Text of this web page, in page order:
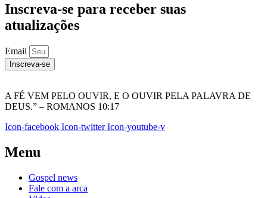
Inscreva-se para receber suas
atualizações
Email
Inscreva-se
A FÉ VEM PELO OUVIR, E O OUVIR PELA PALAVRA DE
DEUS.” – ROMANOS 10:17
Icon-facebook Icon-twitter Icon-youtube-v
Menu
Gospel news
Fale com a arca